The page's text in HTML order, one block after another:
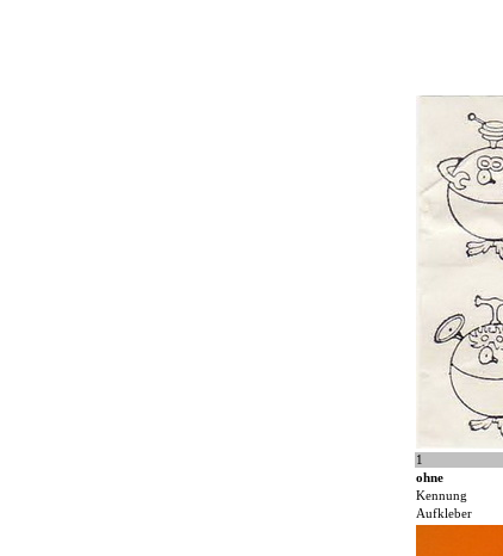
1
ohne
Kennung
Aufkleber